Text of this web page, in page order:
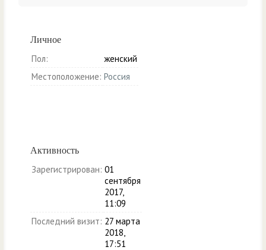
Личное
Пол:
женский
Местоположение: Россия
Активность
Зарегистрирован: 01
сентября
2017,
11:09
Последний визит: 27 марта
2018,
17:51